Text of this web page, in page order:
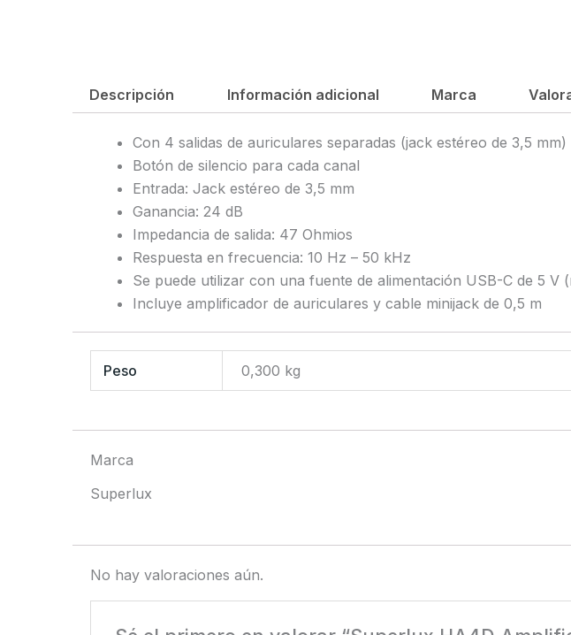
Descripción Información adicional Marca
Con 4 salidas de auriculares separadas (jack estéreo de 3,5 mm)
Botón de silencio para cada canal
Entrada: Jack estéreo de 3,5 mm
Ganancia: 24 dB
Impedancia de salida: 47 Ohmios
Respuesta en frecuencia: 10 Hz – 50 kHz
Se puede utilizar con una fuente de alimentación USB-C de 5 V
Incluye amplificador de auriculares y cable minijack de 0,5 m
Peso 0,300 kg
Marca
Superlux
No hay valoraciones aún.